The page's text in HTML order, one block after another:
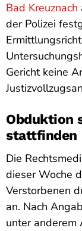
Bad Kreuznach
der Polizei
Gericht keine
Obduktion
stattfinden
Die
dieser Woche
Verstorbenen
an. Nach
unter anderem